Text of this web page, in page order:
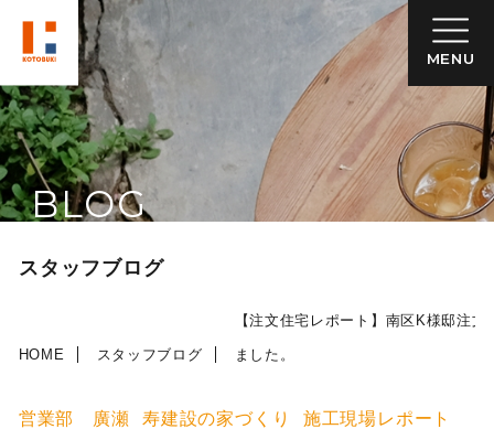
MENU
BLOG
スタッフブログ
HOME スタッフブログ
【注文住宅レポート】南区K様邸注
ました。
営業部 廣瀬 寿建設の家づくり 施工現場レポート